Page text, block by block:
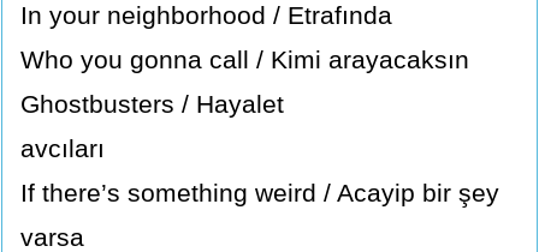
In your neighborhood / Etrafında
Who you gonna call / Kimi arayacaksın
Ghostbusters / Hayalet
avcıları
If there’s something weird / Acayip bir şey
varsa